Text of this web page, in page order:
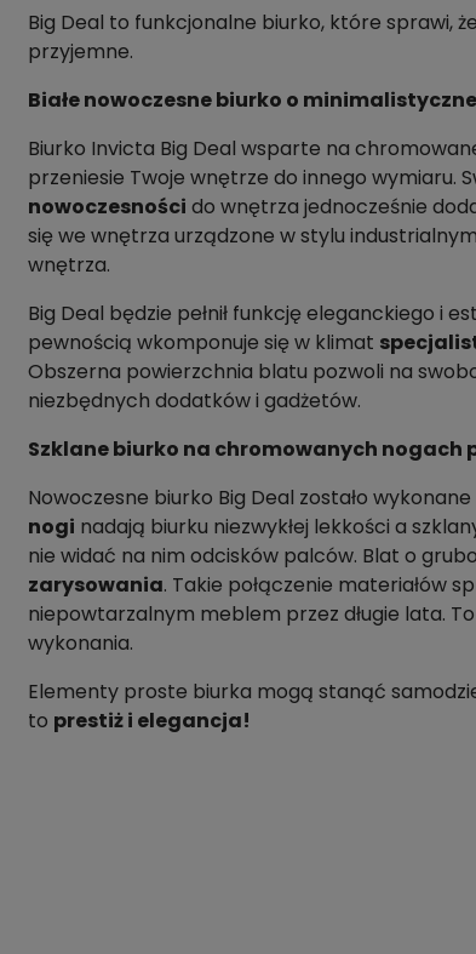
Big Deal to funkcjonalne biurko, które sprawi,
przyjemne.
Białe nowoczesne biurko o
Biurko Invicta Big Deal wsparte na
przeniesie Twoje wnętrze do innego wymiaru.
nowoczesności do wnętrza jednocześnie
się we wnętrza urządzone w stylu
wnętrza.
Big Deal będzie pełnił funkcję eleganckiego i
pewnością wkomponuje się w klimat
Obszerna powierzchnia blatu pozwoli na
niezbędnych dodatków i gadżetów.
Szklane biurko na chromowanych nogach
Nowoczesne biurko Big Deal zostało
nogi nadają biurku niezwykłej lekkości a
nie widać na nim odcisków palców. Blat o
zarysowania. Takie połączenie materiałów
niepowtarzalnym meblem przez długie lata.
wykonania.
Elementy proste biurka mogą stanąć
to prestiż i elegancja!